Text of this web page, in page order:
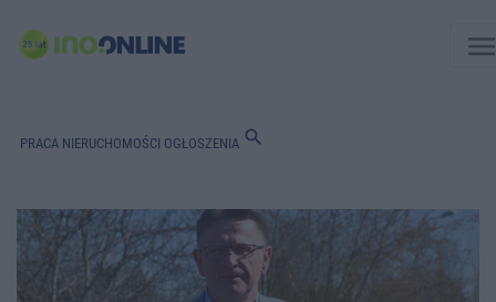
PRACA NIERUCHOMOŚCI OGŁOSZENIA search